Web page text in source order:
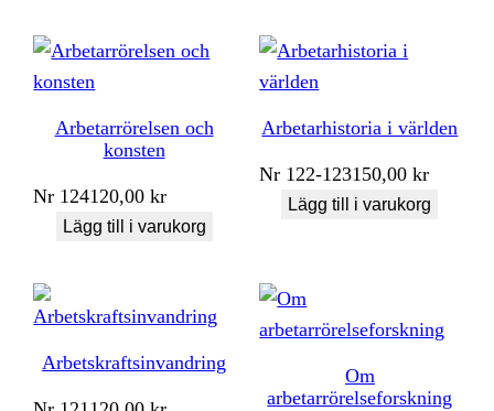
Arbetarrörelsen och
konsten
Nr 124120,00kr
Lägg till i varukorg
Arbetarhistoria i världen
Nr 122-123150,00kr
Lägg till i varukorg
Arbetskraftsinvandring
Om
arbetarrörelseforskning